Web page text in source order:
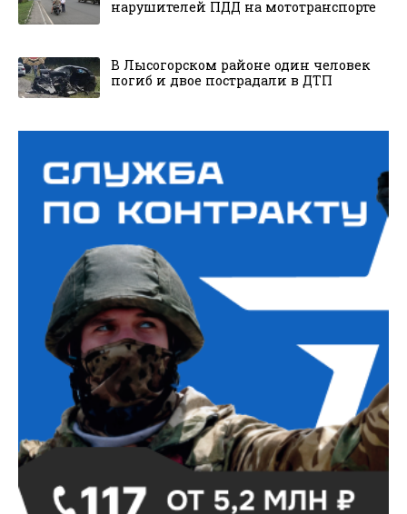
нарушителей ПДД на мототранспорте
В Лысогорском районе один человек
погиб и двое пострадали в ДТП